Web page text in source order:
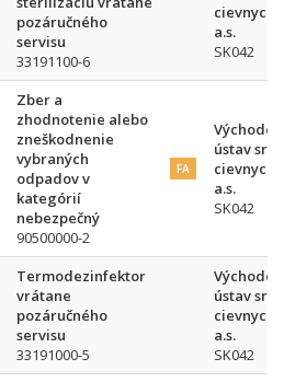
pozáručného
servisu
33191100-6
cievnych
a.s.
SK042
Zber a
zhodnotenie alebo
zneškodnenie
vybraných
odpadov v
kategórií
nebezpečný
90500000-2
FA
ústav
cievnych
a.s.
SK042
Termodezinfektor
vrátane
pozáručného
servisu
33191000-5
ústav
cievnych
a.s.
SK042